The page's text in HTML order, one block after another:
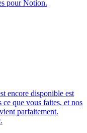
pour Notion.
encore disponible est
que vous faites, et nos
parfaitement.